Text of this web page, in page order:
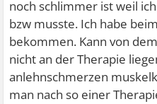
noch schlimmer ist weil
bzw musste. Ich habe
bekommen. Kann von
nicht an der Therapie
anlehnschmerzen
man nach so einer